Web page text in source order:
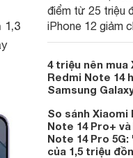
1,3
điểm từ 25 triệu
iPhone 12 giảm
mức giá này
máy nào tốt
và cho mình lựa
4 triệu nên mua
Redmi Note 14
Samsung
So sánh Xiaomi
Note 14 Pro+
Note 14 Pro
của 1,5 triệu